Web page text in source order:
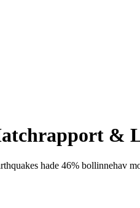
&
hade 46% bollinnehav